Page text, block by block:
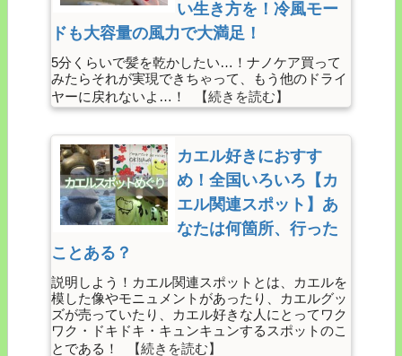
い生き方を！冷風モー
ドも大容量の風力で大満足！
5分くらいで髪を乾かしたい…！ナノケア買って
みたらそれが実現できちゃって、もう他のドライ
ヤーに戻れないよ…！
カエル好きにおすす
め！全国いろいろ【カ
エル関連スポット】あ
なたは何箇所、行った
ことある？
説明しよう！カエル関連スポットとは、カエルを
模した像やモニュメントがあったり、カエルグッ
ズが売っていたり、カエル好きな人にとってワク
ワク・ドキドキ・キュンキュンするスポットのこ
とである！